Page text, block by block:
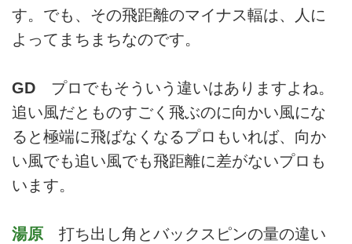
す。でも、その飛距離のマイナス輻は、人に
よってまちまちなのです。
GD プロでもそういう違いはありますよね。
追い風だとものすごく飛ぶのに向かい風にな
ると極端に飛ばなくなるプロもいれば、向か
い風でも追い風でも飛距離に差がないプロも
います。
湯原 打ち出し角とバックスピンの量の違い